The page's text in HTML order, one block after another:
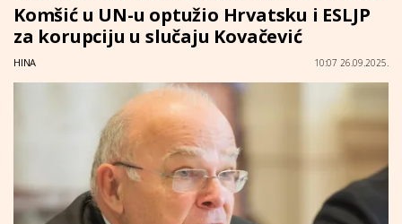
Komšić u UN-u optužio Hrvatsku i ESLJP
za korupciju u slučaju Kovačević
HINA 10:07 26.09.2025.